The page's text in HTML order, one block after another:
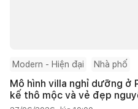
Modern - Hiện đại Nhà phố
Mô hình villa nghỉ dưỡng
kế thô mộc và vẻ đẹp